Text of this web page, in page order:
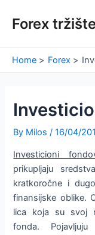
Forex tržište
Home Forex
By Milos/16/04/
Investicioni
prikupljaju
kratkoročne i
finansijske oblike.
lica koja su svoj
fonda.